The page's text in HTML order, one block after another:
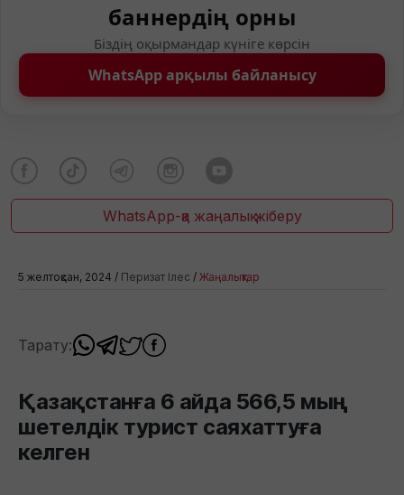
баннердің орны
Біздің оқырмандар күніге көрсін
WhatsApp арқылы байланысу
WhatsApp-қа жаңалық жіберу
5 желтоқсан, 2024 / Перизат Ілес / Жаңалықтар
Тарату:
Қазақстанға 6 айда 566,5 мың
шетелдік турист саяхаттуға
келген